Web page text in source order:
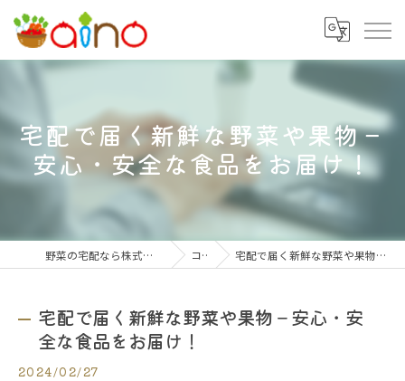
宅配で届く新鮮な野菜や果物－
安心・安全な食品をお届け！
野菜の宅配なら株式会社大阪愛農食品センター コラム 宅配で届く新鮮な野菜や果物－安心・安全な食品をお届け！
宅配で届く新鮮な野菜や果物－安心・安
全な食品をお届け！
2024/02/27